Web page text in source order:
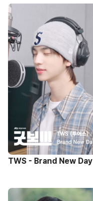
TWS - Brand New Day